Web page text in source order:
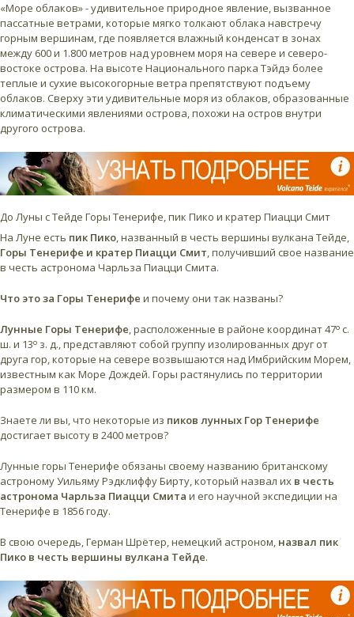
«Море облаков» - удивительное природное явление, вызванное
пассатные ветрами, которые мягко толкают облака навстречу
горным вершинам, где появляется влажный конденсат в зонах
между 600 и 1.800 метров над уровнем моря на севере и северо-
востоке острова. На высоте Национального парка Тэйдэ более
теплые и сухие высокогорные ветра препятствуют подъему
облаков. Сверху эти удивительные моря из облаков, образованные
климатическими явлениями острова, похожи на остров внутри
другого острова.
До Луны с Тейде Горы Тенерифе, пик Пико и кратер Пиацци Смит
На Луне есть пик Пико, названный в честь вершины вулкана Тейде,
Горы Тенерифе и кратер Пиацци Смит, получивший свое название
в честь астронома Чарльза Пиацци Смита.
Что это за Горы Тенерифе и почему они так названы?
Лунные Горы Тенерифе, расположенные в районе координат 47о с.
ш. и 13о з. д., представляют собой группу изолированных друг от
друга гор, которые на севере возвышаются над Имбрийским Морем,
известным как Море Дождей. Горы растянулись по территории
размером в 110 км.
Знаете ли вы, что некоторые из пиков лунных Гор Тенерифе
достигает высоту в 2400 метров?
Лунные горы Тенерифе обязаны своему названию британскому
астроному Уильяму Рэдклиффу Бирту, который назвал их в честь
астронома Чарльза Пиацци Смита и его научной экспедиции на
Тенерифе в 1856 году.
В свою очередь, Герман Шрётер, немецкий астроном, назвал пик
Пико в честь вершины вулкана Тейде.